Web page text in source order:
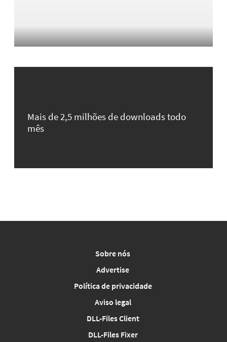
Mais de 2,5 milhões de downloads todo
mês
Sobre nós
Advertise
Política de privacidade
Aviso legal
DLL-Files Client
DLL-Files Fixer